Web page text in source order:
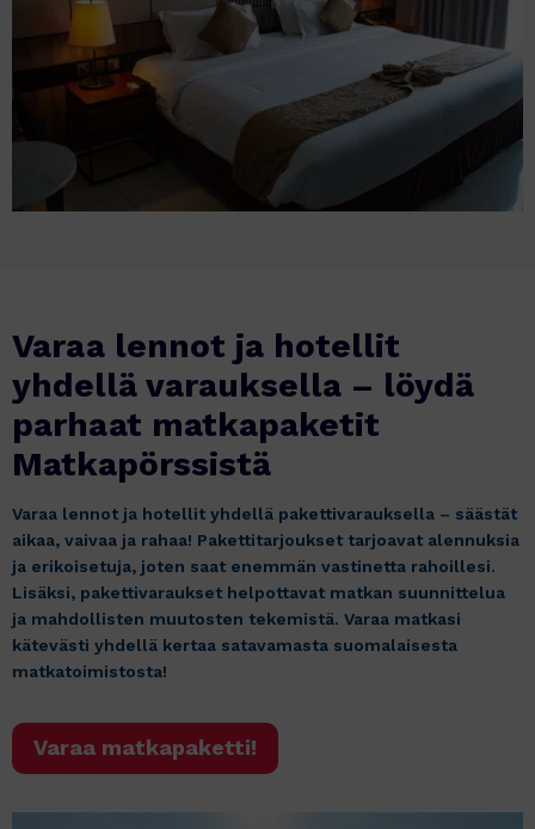
Varaa lennot ja hotellit
yhdellä varauksella – löydä
parhaat matkapaketit
Matkapörssistä
Varaa lennot ja hotellit yhdellä pakettivarauksella – säästät
aikaa, vaivaa ja rahaa! Pakettitarjoukset tarjoavat alennuksia
ja erikoisetuja, joten saat enemmän vastinetta rahoillesi.
Lisäksi, pakettivaraukset helpottavat matkan suunnittelua
ja mahdollisten muutosten tekemistä. Varaa matkasi
kätevästi yhdellä kertaa satavamasta suomalaisesta
matkatoimistosta!
Varaa matkapaketti!